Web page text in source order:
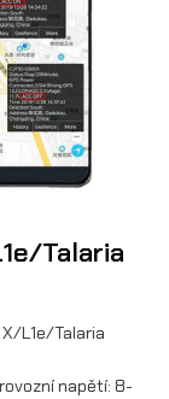
Talaria
L1e/Talaria
napětí: 8-